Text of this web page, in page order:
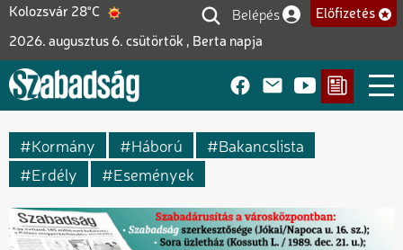
Ugrás
tartalomra
Kolozsvár 28°C
2026. augusztus 6. csütörtök , Berta napja
Felhasználói fiók
Belépés Előfizetés
Kormány Háború
Bakancslista
Erdély
Események